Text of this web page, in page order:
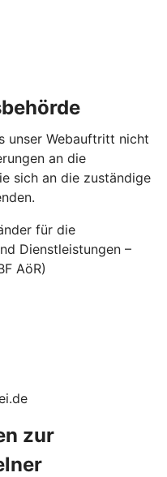
unser Webauftritt nicht
an die
sich an die zuständige
für die
Dienstleistungen –
AöR)
zur